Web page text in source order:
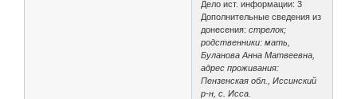
Дело ист. информации: 3
Дополнительные сведения из
донесения: стрелок;
родственники: мать,
Буланова Анна Матвеевна,
адрес проживания:
Пензенская обл., Иссинский
р-н, с. Исса.